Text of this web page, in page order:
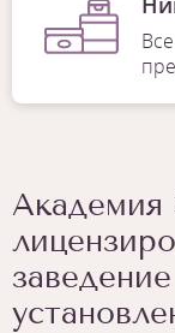
Академия